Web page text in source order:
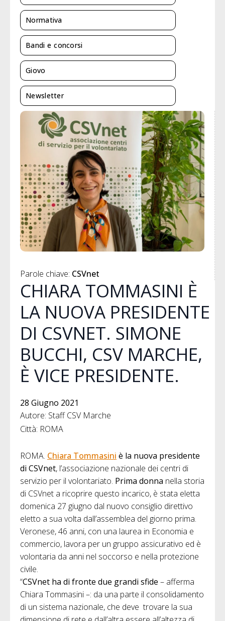
Parole chiave: CSVnet
CHIARA TOMMASINI È
LA NUOVA PRESIDENTE
DI CSVNET. SIMONE
BUCCHI, CSV MARCHE,
È VICE PRESIDENTE.
28 Giugno 2021
Autore: Staff CSV Marche
Città: ROMA
ROMA. Chiara Tommasini è la nuova presidente
di CSVnet, l’associazione nazionale dei centri di
servizio per il volontariato. Prima donna nella storia
di CSVnet a ricoprire questo incarico, è stata eletta
domenica 27 giugno dal nuovo consiglio direttivo
eletto a sua volta dall’assemblea del giorno prima.
Veronese, 46 anni, con una laurea in Economia e
commercio, lavora per un gruppo assicurativo ed è
volontaria da anni nel soccorso e nella protezione
civile.
“CSVnet ha di fronte due grandi sfide – afferma
Chiara Tommasini –: da una parte il consolidamento
di un sistema nazionale, che deve trovare la sua
Normativa
Bandi e concorsi
Giovo
Newsletter